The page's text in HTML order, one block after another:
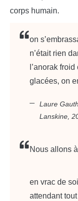
corps humain.
on
n’était rien
l’anorak
glacées, on
Laure
Lanskine,
Nous allons
en vrac de soi
attendant